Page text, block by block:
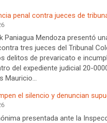
penal contra jueces de
Paniagua Mendoza presentó
tres jueces del Tribunal
delitos de prevaricato e
del expediente judicial 20-
Mauricio…
el silencio y denuncian
presentada ante la